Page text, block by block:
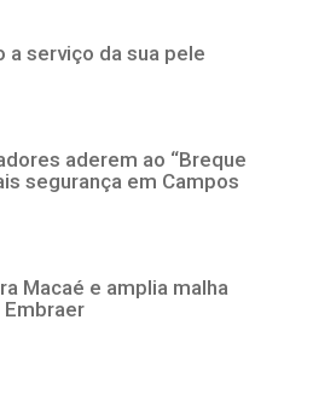
a serviço da sua pele
aderem ao “Breque
segurança em Campos
Macaé e amplia malha